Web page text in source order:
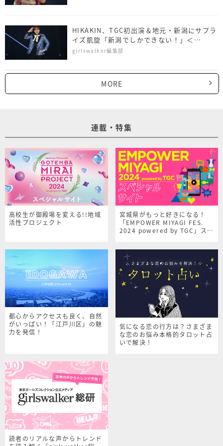
HIKAKIN、TGC初出演＆地元・新潟にサプラ
イズ凱旋「新潟でしかできない！」＜
NAMICS presents TGC 新潟 2026＞
girlswalker編集部
MORE
連載・特集
高校生が御殿場を変える!!地域
活性プロジェクト
宮城県がもっと好きになる！
「EMPOWER MIYAGI FES.
2024 powered by TGC」スペ
都心からアクセスも良く、自然
がいっぱい！「江戸川区」の魅
力を発信！
気になる恋の行方は？さまざま
な恋のお悩み本格的タロット占
いで解決！
読者のリアルな声からトレンド